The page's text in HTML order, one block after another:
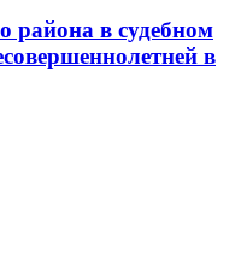
района в судебном
в